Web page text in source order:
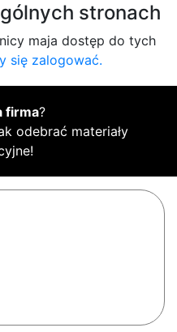
stronach
maja dostęp do tych
się zalogować.
firma?
odebrać materiały